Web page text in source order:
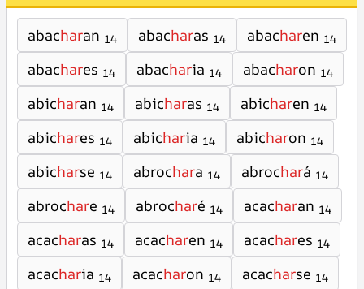
abacharan 14 abacharas 14 abacharen 14
abachares 14 abacharia 14 abacharon 14
abicharan 14 abicharas 14 abicharen 14
abichares 14 abicharia 14 abicharon 14
abicharse 14 abrochara 14 abrochará 14
abrochare 14 abrocharé 14 acacharan 14
acacharas 14 acacharen 14 acachares 14
acacharia 14 acacharon 14 acacharse 14